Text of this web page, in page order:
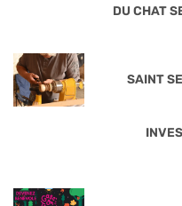
DU CHAT
SAINT